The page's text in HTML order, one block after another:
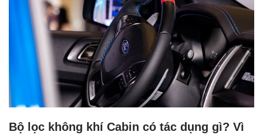
Bộ lọc không khí Cabin có tác dụng gì? Vì